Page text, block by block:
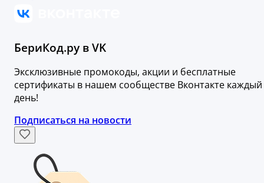
БериКод.ру в VK
Эксклюзивные промокоды, акции и бесплатные
сертификаты в нашем сообществе Вконтакте каждый
день!
Подписаться на новости